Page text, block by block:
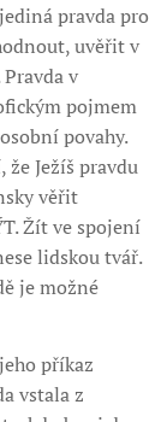
pravda pro
uvěřit v
v
pojmem
povahy.
že Ježíš pravdu
věřit
Žít ve spojení
lidskou tvář.
je možné
příkaz
vstala z